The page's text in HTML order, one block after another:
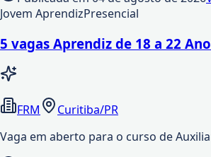
Jovem AprendizPresencial
5 vagas Aprendiz de 18 a 22
FRM
Curitiba/PR
Vaga em aberto para o curso de